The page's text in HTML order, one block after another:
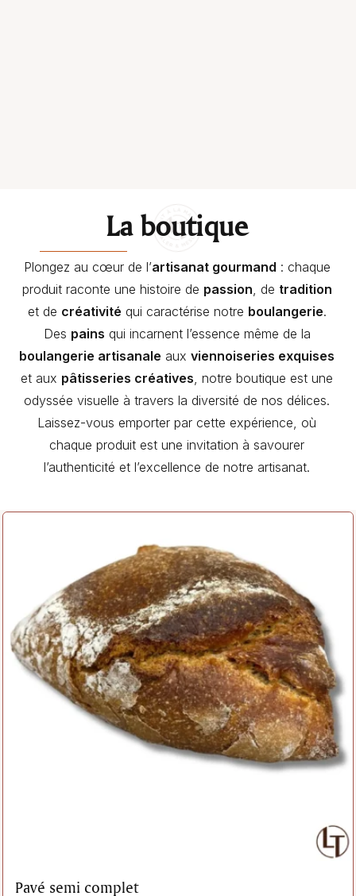
La boutique
Plongez au cœur de l’artisanat gourmand : chaque
produit raconte une histoire de passion, de tradition
et de créativité qui caractérise notre boulangerie.
Des pains qui incarnent l’essence même de la
boulangerie artisanale aux viennoiseries exquises
et aux pâtisseries créatives, notre boutique est une
odyssée visuelle à travers la diversité de nos délices.
Laissez-vous emporter par cette expérience, où
chaque produit est une invitation à savourer
l’authenticité et l’excellence de notre artisanat.
Pavé semi complet